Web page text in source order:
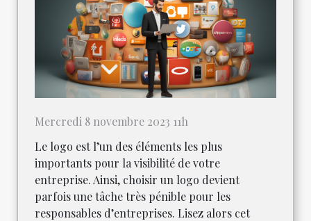
Mercredi 8 novembre 2023 11h
Le logo est l’un des éléments les plus
importants pour la visibilité de votre
entreprise. Ainsi, choisir un logo devient
parfois une tâche très pénible pour les
responsables d’entreprises. Lisez alors cet